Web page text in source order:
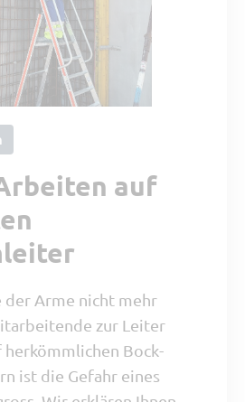
auf
der Arme nicht mehr
zur Leiter
herkömmlichen Bock-
ist die Gefahr eines